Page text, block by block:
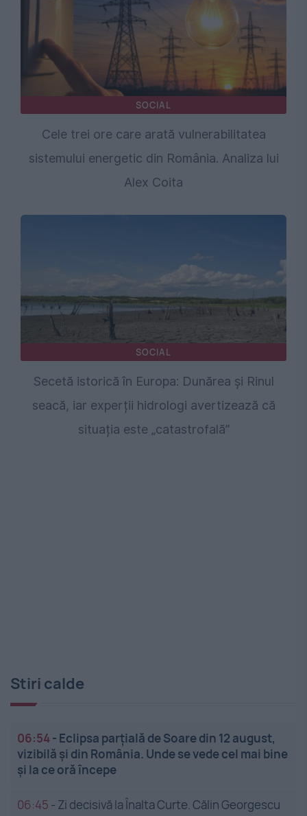
SOCIAL
Cele trei ore care arată vulnerabilitatea
sistemului energetic din România. Analiza lui
Alex Coita
SOCIAL
Secetă istorică în Europa: Dunărea și Rinul
seacă, iar experții hidrologi avertizează că
situația este „catastrofală”
Stiri calde
06:54- Eclipsa parțială de Soare din 12 august,
vizibilă și din România. Unde se vede cel mai bine
și la ce oră începe
06:45 - Zi decisivă la Înalta Curte. Călin Georgescu